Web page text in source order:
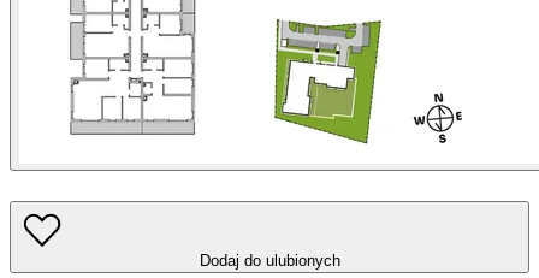
Dodaj do ulubionych